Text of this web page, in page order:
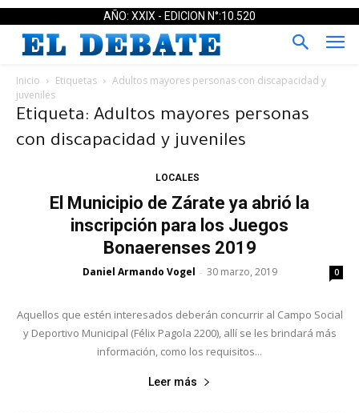
AÑO: XXIX - EDICION N°:10.520
Inicio Etiquetas
Adultos mayores personas con discapacidad y
juveniles
Etiqueta: Adultos mayores personas
con discapacidad y juveniles
LOCALES
El Municipio de Zárate ya abrió la
inscripción para los Juegos
Bonaerenses 2019
Daniel Armando Vogel - 30 marzo, 2019 0
Aquellos que estén interesados deberán concurrir al Campo Social
y Deportivo Municipal (Félix Pagola 2200), allí se les brindará más
información, como los requisitos...
Leer más